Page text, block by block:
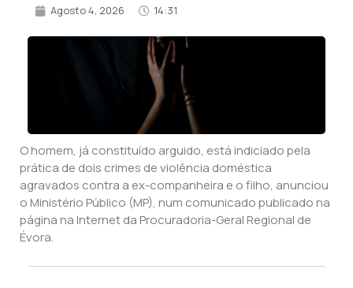
Agosto 4, 2026 14:31
O homem, já constituído arguido, está indiciado pela
prática de dois crimes de violência doméstica
agravados contra a ex-companheira e o filho, anunciou
o Ministério Público (MP), num comunicado publicado na
página na Internet da Procuradoria-Geral Regional de
Évora.